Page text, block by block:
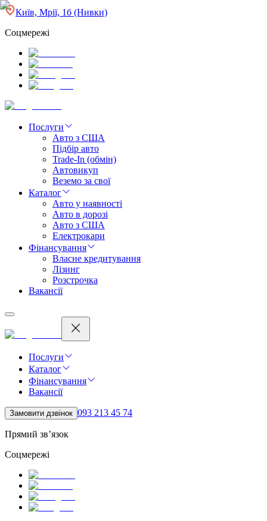
Київ, Мрії, 1б (Нивки)
Соцмережі
Послуги
Авто з США
Підбір авто
Trade-In (обмін)
Автовикуп
Веземо за свої
Каталог
Авто у наявності
Авто в дорозі
Авто з США
Електрокари
Фінансування
Власне кредитування
Лізинг
Розстрочка
Вакансії
Послуги
Каталог
Фінансування
Вакансії
Замовити дзвінок 093 213 45 74
Прямий зв’язок
Соцмережі